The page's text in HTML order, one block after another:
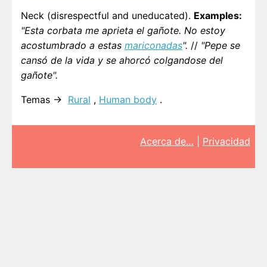
Neck (disrespectful and uneducated). Examples:
"Esta corbata me aprieta el gañote. No estoy
acostumbrado a estas mariconadas". // "Pepe se
cansó de la vida y se ahorcó colgandose del
gañote".
Temas → Rural , Human body .
Acerca de… Privacidad